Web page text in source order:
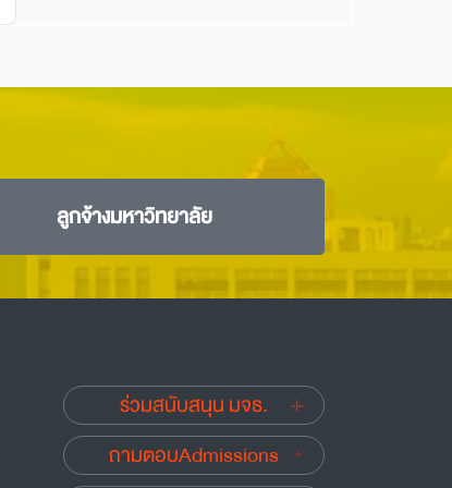
ลูกจ้างมหาวิทยาลัย
ร่วมสนับสนุน มจธ.
ถามตอบAdmissions